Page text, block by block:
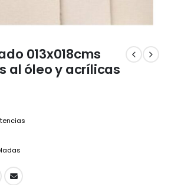
013x018cms
al óleo y acrílicas